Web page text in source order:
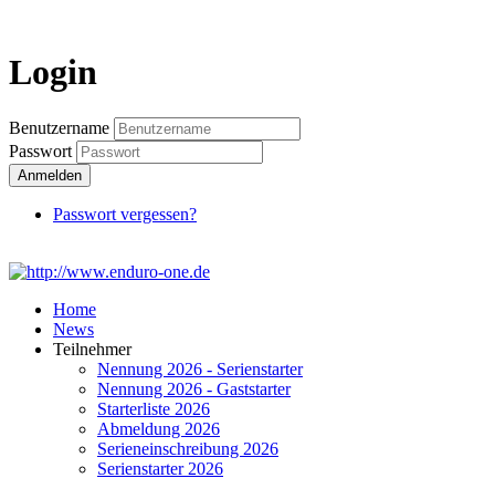
Login
Benutzername
Passwort
Anmelden
Passwort vergessen?
Home
News
Teilnehmer
Nennung 2026 - Serienstarter
Nennung 2026 - Gaststarter
Starterliste 2026
Abmeldung 2026
Serieneinschreibung 2026
Serienstarter 2026